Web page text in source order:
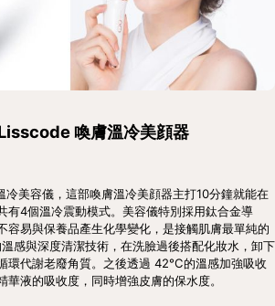
喚膚溫冷美顔器
美容儀，這部喚膚溫冷美顔器主打10分鐘就能在
有4個溫冷震動模式。美容儀特別採用鈦合金導
容易與保養品產生化學變化，是接觸肌膚最單純的
感與深度清潔技術，在洗臉過後搭配化妝水，卸下
環代謝老廢角質。之後透過 42°C的溫感加強吸收
液的吸收度，同時增強皮膚的保水度。